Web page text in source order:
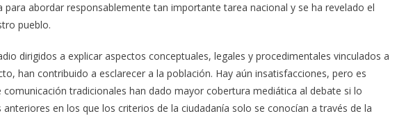
para abordar responsablemente tan importante tarea nacional y se ha revelado el
pueblo.
dirigidos a explicar aspectos conceptuales, legales y procedimentales vinculados a
han contribuido a esclarecer a la población. Hay aún insatisfacciones, pero es
tradicionales han dado mayor cobertura mediática al debate si lo
en los que los criterios de la ciudadanía solo se conocían a través de la